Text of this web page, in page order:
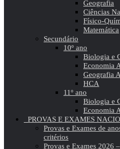
Geografia
Ciências
Físico-
Matemática
Secundário
10º ano
Biologia e
Economia
Geografia A
HCA
11º ano
Biologia e
Economia
PROVAS E EXAMES
Provas e Exames de
critérios
Provas e Exames 2026